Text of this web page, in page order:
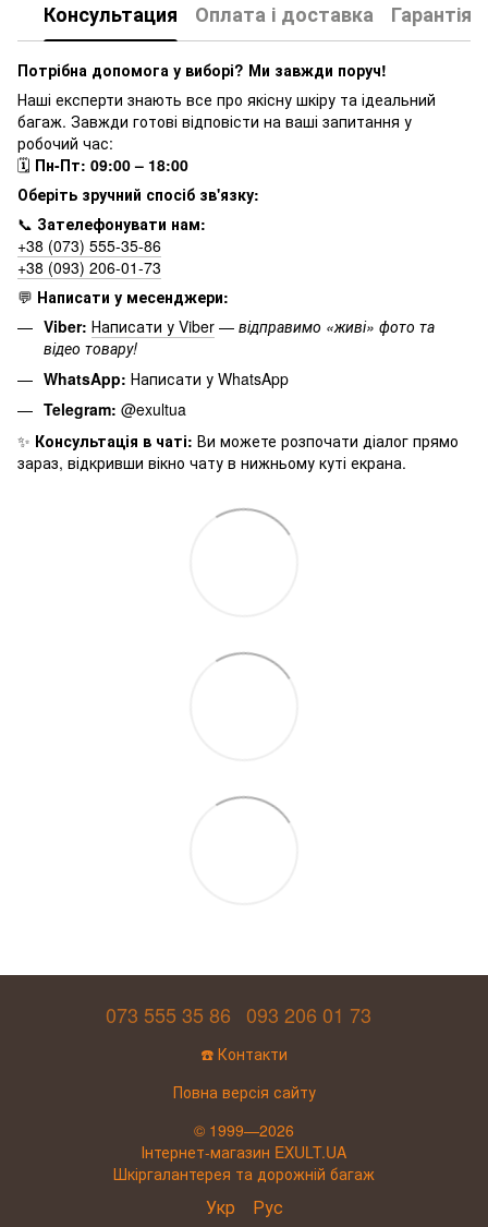
Консультация Оплата і доставка Гарантія
Потрібна допомога у виборі? Ми завжди поруч!
Наші експерти знають все про якісну шкіру та ідеальний
багаж. Завжди готові відповісти на ваші запитання у
робочий час:
🗓 Пн-Пт: 09:00 – 18:00
Оберіть зручний спосіб зв'язку:
📞 Зателефонувати нам:
+38 (073) 555-35-86
+38 (093) 206-01-73
💬 Написати у месенджери:
Viber: Написати у Viber — відправимо «живі» фото та
відео товару!
WhatsApp: Написати у WhatsApp
Telegram: @exultua
✨ Консультація в чаті: Ви можете розпочати діалог прямо
зараз, відкривши вікно чату в нижньому куті екрана.
073 555 35 86 093 206 01 73
☎️ Контакти
Повна версія сайту
© 1999—2026
Інтернет-магазин EXULT.UA
Шкіргалантерея та дорожній багаж
Укр Рус